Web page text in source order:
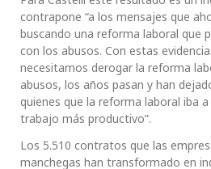
contrapone “a los mensajes que
buscando una reforma laboral que
con los abusos. Con estas
necesitamos derogar la reforma
abusos, los años pasan y han
quienes que la reforma laboral iba
trabajo más productivo”.
Los 5.510 contratos que las
manchegas han transformado en